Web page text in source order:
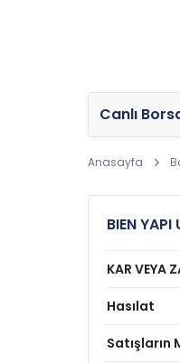
Canlı
Anasayfa
BIEN YAPI
KAR VEYA
Hasılat